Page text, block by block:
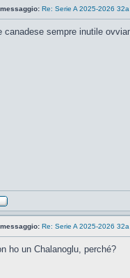
Re: Serie A 2025-2026
canadese sempre inutile
Re: Serie A 2025-2026
ho un Chalanoglu, perché?